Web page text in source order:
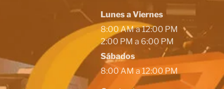
Lunes a Viernes
8:00 AM a 12:00 PM
2:00 PM a 6:00 PM
Sábados
8:00 AM a 12:00 PM